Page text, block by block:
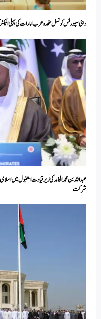
دبئی سپورٹس کونسل متحدہ عرب امارات کی پہلی
عبداللہ بن محمد الحامد کی زیرقیادت استنبول میں
شرکت